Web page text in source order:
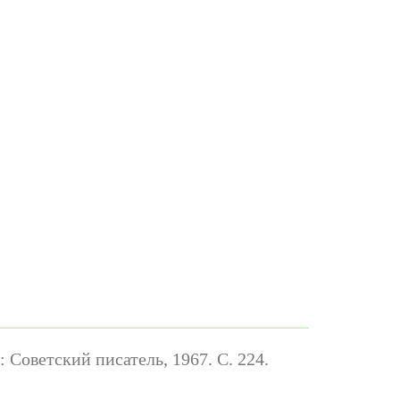
писатель, 1967. С. 224.